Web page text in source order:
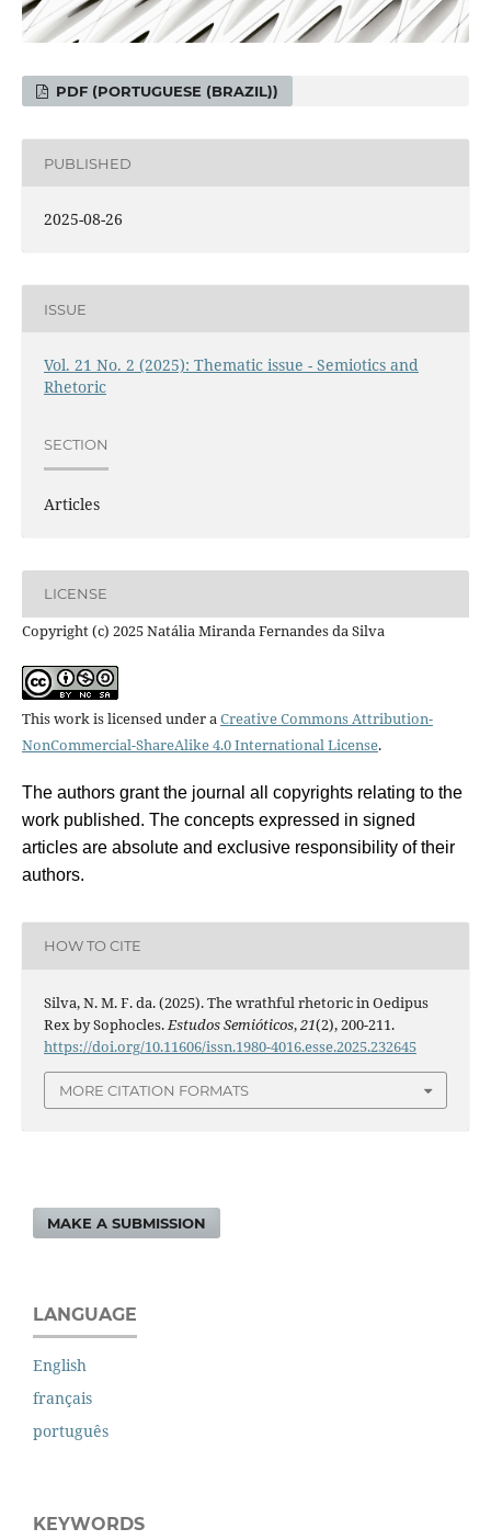
PDF (PORTUGUESE (BRAZIL))
PUBLISHED
2025-08-26
ISSUE
Vol. 21 No. 2 (2025): Thematic issue - Semiotics and
Rhetoric
SECTION
Articles
LICENSE
Copyright (c) 2025 Natália Miranda Fernandes da Silva
This work is licensed under a Creative Commons Attribution-
NonCommercial-ShareAlike 4.0 International License.
The authors grant the journal all copyrights relating to the
work published. The concepts expressed in signed
articles are absolute and exclusive responsibility of their
authors.
HOW TO CITE
Silva, N. M. F. da. (2025). The wrathful rhetoric in Oedipus
Rex by Sophocles. Estudos Semióticos,21(2), 200-211.
https://doi.org/10.11606/issn.1980-4016.esse.2025.232645
MORE CITATION FORMATS
MAKE A SUBMISSION
LANGUAGE
English
français
português
KEYWORDS